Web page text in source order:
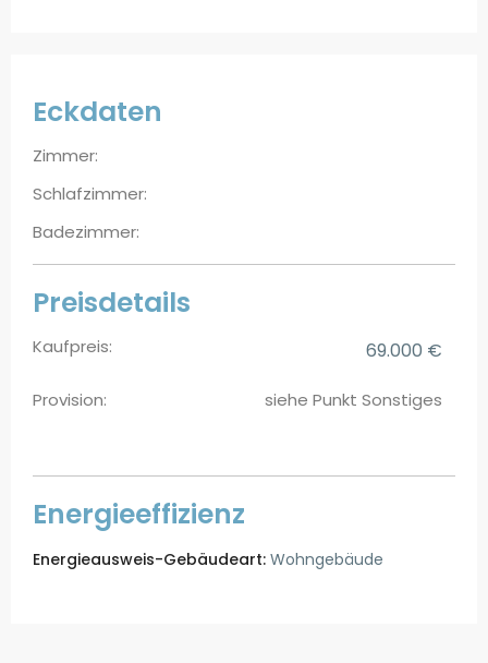
Eckdaten
Zimmer:
Schlafzimmer:
Badezimmer:
Preisdetails
Kaufpreis: 69.000 €
Provision: siehe Punkt Sonstiges
Energieeffizienz
Energieausweis-Gebäudeart: Wohngebäude